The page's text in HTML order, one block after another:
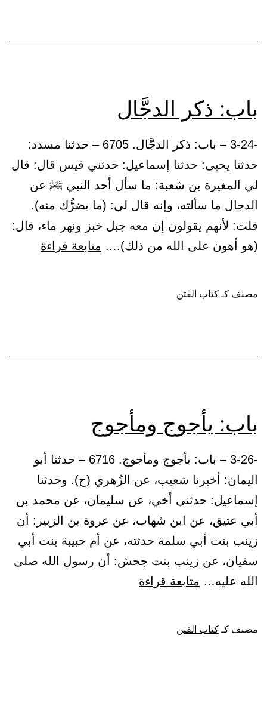
باب: ذكر الدجَّال
-3-24 – باب: ذكر الدجَّال. 6705 – حدثنا مسدد:
حدثنا يحيى: حدثنا إسماعيل: حدثني قيس قال: قال
لي المغيرة بن شعبة: ما سأل أحد النبي ﷺ عن
الدجال ما سألته، وإنه قال لي: (ما يضرُّك منه).
قلت: لأنهم يقولون إن معه جبل خبز ونهر ماء، قال:
(هو أهون على الله من ذلك).… متابعة قراءة
مصنف كـكتاب الفتن
باب: يأجوج ومأجوج
-3-26 – باب: يأجوج ومأجوج. 6716 – حدثنا أبو
اليمان: أخبرنا شعيب، عن الزُهري (ح). وحدثنا
إسماعيل: حدثني أخي، عن سليمان، عن محمد بن
أبي عتيق، عن ابن شهاب، عن عروة بن الزبير: أن
زينب بنت أبي سلمة حدثته، عن أم حبيبة بنت أبي
سفيان، عن زينب بنت جحش: أن رسول الله صلى
الله عليه… متابعة قراءة
مصنف كـ كتاب الفتن